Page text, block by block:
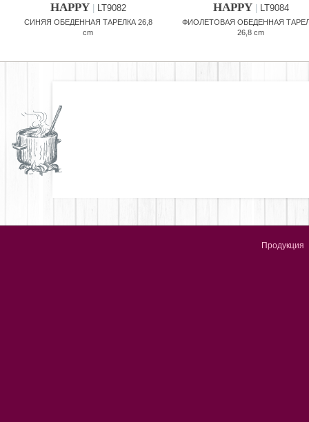
HAPPY LT9082
СИНЯЯ ОБЕДЕННАЯ ТАРЕЛКА 26,8
cm
HAPPY LT9084
ФИОЛЕТОВАЯ ОБЕДЕННАЯ
26,8 cm
Продукция